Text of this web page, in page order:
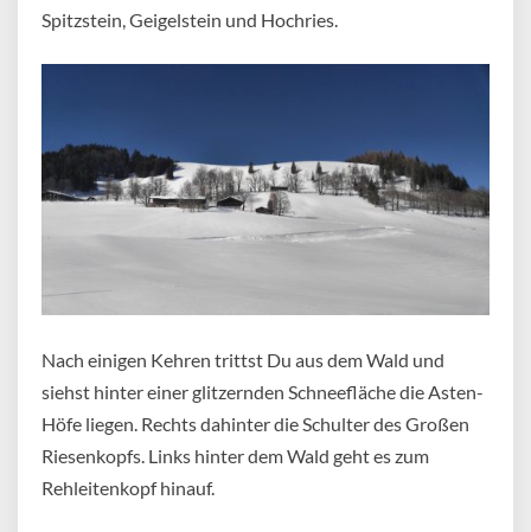
Spitzstein, Geigelstein und Hochries.
Nach einigen Kehren trittst Du aus dem Wald und
siehst hinter einer glitzernden Schneefläche die Asten-
Höfe liegen. Rechts dahinter die Schulter des Großen
Riesenkopfs. Links hinter dem Wald geht es zum
Rehleitenkopf hinauf.